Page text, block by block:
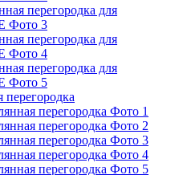
перегородка для
Фото 3
перегородка для
Фото 4
перегородка для
Фото 5
перегородка
перегородка Фото 1
перегородка Фото 2
перегородка Фото 3
перегородка Фото 4
перегородка Фото 5